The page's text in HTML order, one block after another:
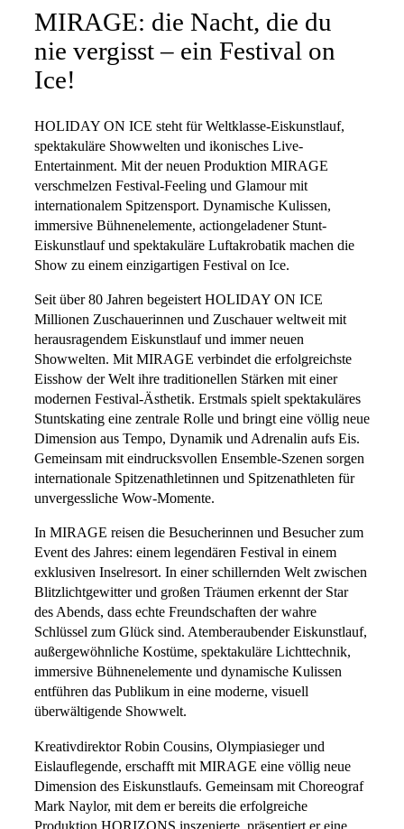
MIRAGE: die Nacht, die du
nie vergisst – ein Festival on
Ice!
HOLIDAY ON ICE steht für Weltklasse-Eiskunstlauf,
spektakuläre Showwelten und ikonisches Live-
Entertainment. Mit der neuen Produktion MIRAGE
verschmelzen Festival-Feeling und Glamour mit
internationalem Spitzensport. Dynamische Kulissen,
immersive Bühnenelemente, actiongeladener Stunt-
Eiskunstlauf und spektakuläre Luftakrobatik machen die
Show zu einem einzigartigen Festival on Ice.
Seit über 80 Jahren begeistert HOLIDAY ON ICE
Millionen Zuschauerinnen und Zuschauer weltweit mit
herausragendem Eiskunstlauf und immer neuen
Showwelten. Mit MIRAGE verbindet die erfolgreichste
Eisshow der Welt ihre traditionellen Stärken mit einer
modernen Festival-Ästhetik. Erstmals spielt spektakuläres
Stuntskating eine zentrale Rolle und bringt eine völlig neue
Dimension aus Tempo, Dynamik und Adrenalin aufs Eis.
Gemeinsam mit eindrucksvollen Ensemble-Szenen sorgen
internationale Spitzenathletinnen und Spitzenathleten für
unvergessliche Wow-Momente.
In MIRAGE reisen die Besucherinnen und Besucher zum
Event des Jahres: einem legendären Festival in einem
exklusiven Inselresort. In einer schillernden Welt zwischen
Blitzlichtgewitter und großen Träumen erkennt der Star
des Abends, dass echte Freundschaften der wahre
Schlüssel zum Glück sind. Atemberaubender Eiskunstlauf,
außergewöhnliche Kostüme, spektakuläre Lichttechnik,
immersive Bühnenelemente und dynamische Kulissen
entführen das Publikum in eine moderne, visuell
überwältigende Showwelt.
Kreativdirektor Robin Cousins, Olympiasieger und
Eislauflegende, erschafft mit MIRAGE eine völlig neue
Dimension des Eiskunstlaufs. Gemeinsam mit Choreograf
Mark Naylor, mit dem er bereits die erfolgreiche